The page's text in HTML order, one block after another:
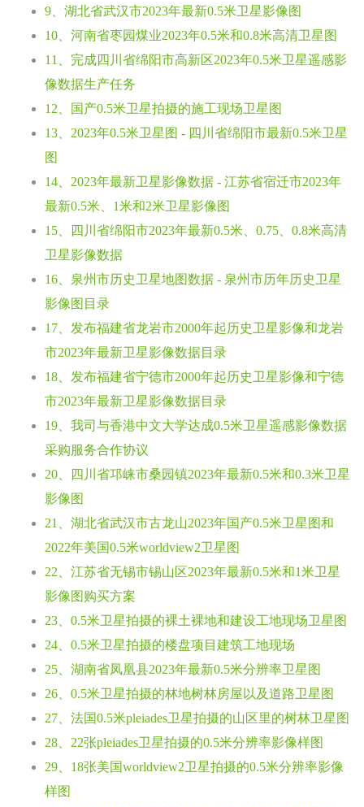
9、湖北省武汉市2023年最新0.5米卫星影像图
10、河南省枣园煤业2023年0.5米和0.8米高清卫星图
11、完成四川省绵阳市高新区2023年0.5米卫星遥感影
像数据生产任务
12、国产0.5米卫星拍摄的施工现场卫星图
13、2023年0.5米卫星图 - 四川省绵阳市最新0.5米卫星
图
14、2023年最新卫星影像数据 - 江苏省宿迁市2023年
最新0.5米、1米和2米卫星影像图
15、四川省绵阳市2023年最新0.5米、0.75、0.8米高清
卫星影像数据
16、泉州市历史卫星地图数据 - 泉州市历年历史卫星
影像图目录
17、发布福建省龙岩市2000年起历史卫星影像和龙岩
市2023年最新卫星影像数据目录
18、发布福建省宁德市2000年起历史卫星影像和宁德
市2023年最新卫星影像数据目录
19、我司与香港中文大学达成0.5米卫星遥感影像数据
采购服务合作协议
20、四川省邛崃市桑园镇2023年最新0.5米和0.3米卫星
影像图
21、湖北省武汉市古龙山2023年国产0.5米卫星图和
2022年美国0.5米worldview2卫星图
22、江苏省无锡市锡山区2023年最新0.5米和1米卫星
影像图购买方案
23、0.5米卫星拍摄的裸土裸地和建设工地现场卫星图
24、0.5米卫星拍摄的楼盘项目建筑工地现场
25、湖南省凤凰县2023年最新0.5米分辨率卫星图
26、0.5米卫星拍摄的林地树林房屋以及道路卫星图
27、法国0.5米pleiades卫星拍摄的山区里的树林卫星图
28、22张pleiades卫星拍摄的0.5米分辨率影像样图
29、18张美国worldview2卫星拍摄的0.5米分辨率影像
样图